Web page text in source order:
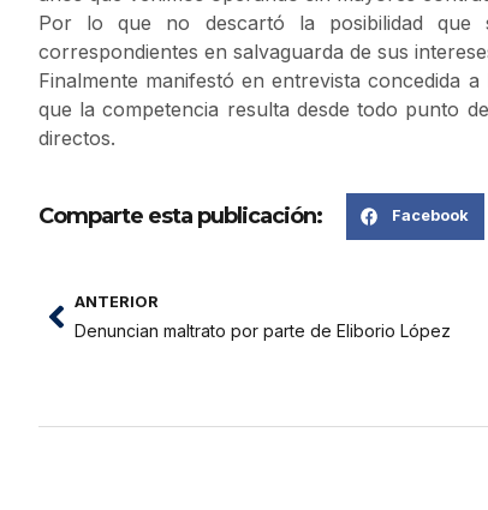
Por lo que no descartó la posibilidad que
correspondientes en salvaguarda de sus
Finalmente manifestó en entrevista concedida
que la competencia resulta desde todo punto
directos.
Comparte esta publicación: Facebook
ANTERIOR
Denuncian maltrato por parte de Eliborio López